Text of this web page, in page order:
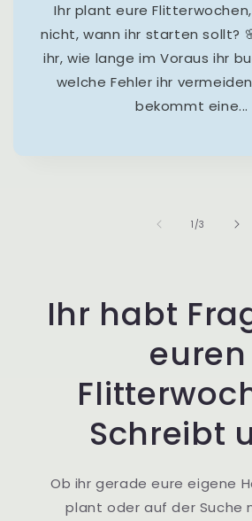
Ihr plant eure
nicht, wann ihr starten sollt?
ihr, wie lange im Voraus ihr
welche Fehler ihr
bekommt eine...
1 /von
3
Ihr habt
euren
Schreibt
Ob ihr gerade eure eigene
plant oder auf der Suche